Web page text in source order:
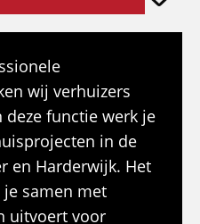
wij verhuizers
functie werk je
in de
en Harderwijk. Het
samen met
uitvoert voor